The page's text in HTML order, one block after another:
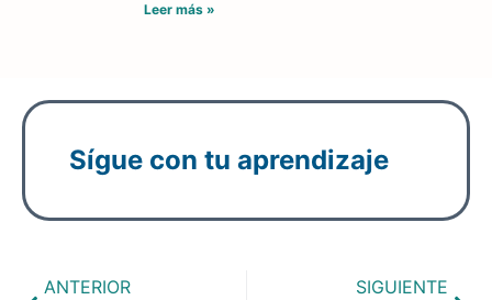
Leer más »
Sígue con tu aprendizaje
ANTERIOR
SIGUIENTE